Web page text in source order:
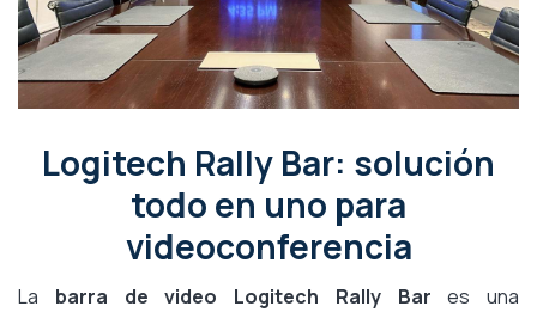
Logitech Rally Bar: solución
todo en uno para
videoconferencia
La barra de video Logitech Rally Bar es una